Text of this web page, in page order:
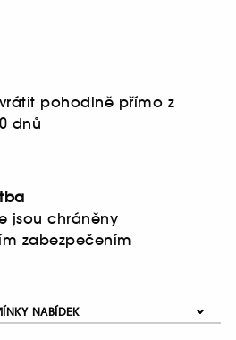
pohodlně přímo z
dnů
jsou chráněny
zabezpečením
NABÍDEK